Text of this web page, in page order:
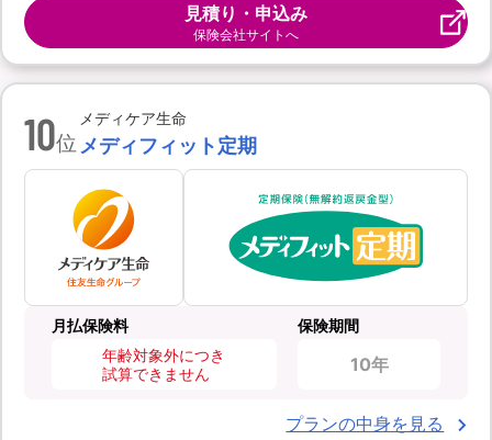
見積り・申込み
保険会社サイトへ
10位
メディケア生命
メディフィット定期
月払保険料
年齢対象外につき
試算できません
保険期間
10年
プランの中身を見る